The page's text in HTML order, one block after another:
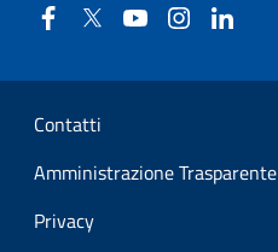
FacebookTwitter YouTubeInstagram
Sezione Link Utili
Contatti
Amministrazione Trasparente
Privacy